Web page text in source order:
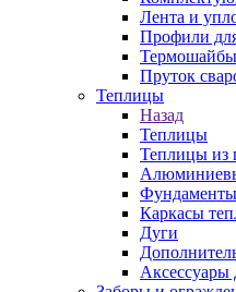
Лента и
Профили
Пруток
Теплицы
Назад
Теплицы
Теплицы из
Каркасы
Дуги
Аксессуары